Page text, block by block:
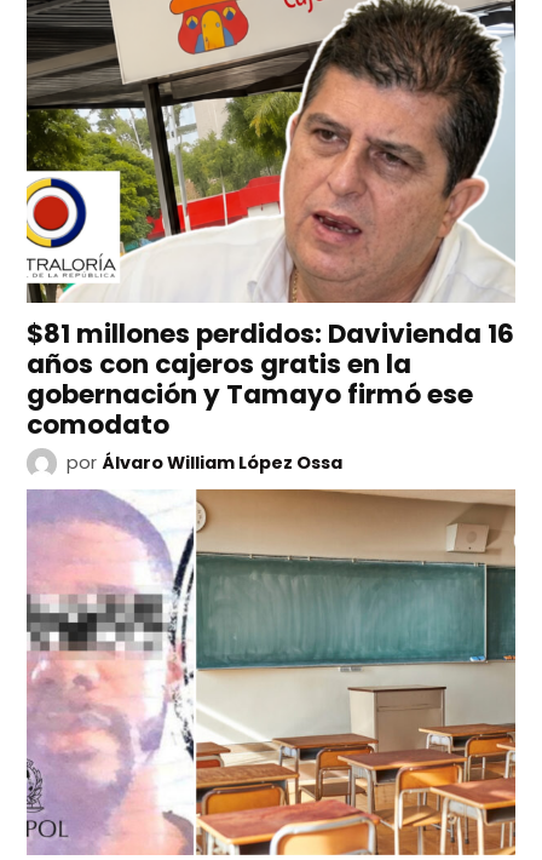
$81 millones perdidos: Davivienda 16
años con cajeros gratis en la
gobernación y Tamayo firmó ese
comodato
por Álvaro William López Ossa